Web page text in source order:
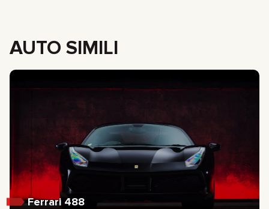
AUTO SIMILI
Ferrari 488